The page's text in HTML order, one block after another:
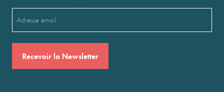
(Nécessaire)